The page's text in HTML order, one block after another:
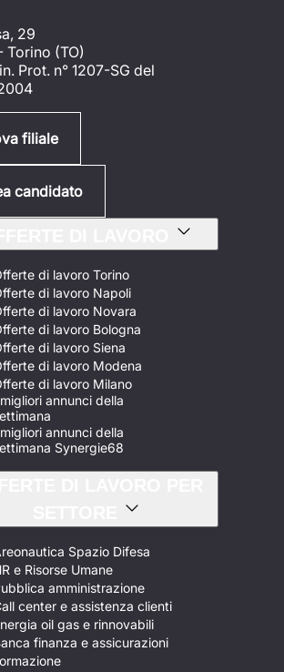
29
Torino (TO)
Prot. n° 1207-SG del
filiale
candidato
di lavoro Torino
di lavoro Napoli
di lavoro Novara
di lavoro Bologna
di lavoro Siena
di lavoro Modena
di lavoro Milano
annunci della
annunci della
Synergie68
Spazio Difesa
e Risorse Umane
amministrazione
center e assistenza clienti
oil gas e rinnovabili
finanza e assicurazioni